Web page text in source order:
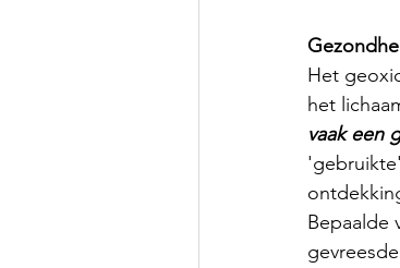
Het
het
vaak een
Bepaalde